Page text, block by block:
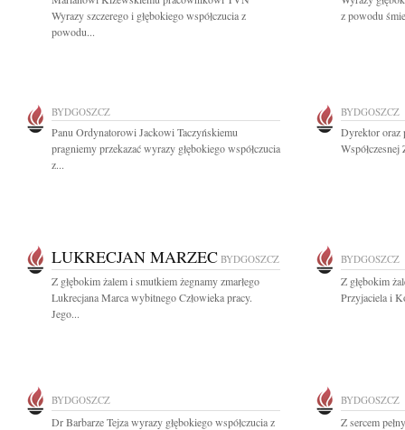
Wyrazy szczerego i głębokiego współczucia z
powodu...
z powodu
BYDGOSZCZ
Panu Ordynatorowi Jackowi Taczyńskiemu
pragniemy przekazać wyrazy głębokiego współczucia
z...
BYDGOSZCZ
Dyrektor oraz
LUKRECJAN MARZEC BYDGOSZCZ
Z głębokim żalem i smutkiem żegnamy zmarłego
Lukrecjana Marca wybitnego Człowieka pracy.
Jego...
BYDGOSZCZ
Z głębokim
Przyjaciela i
BYDGOSZCZ
Dr Barbarze Tejza wyrazy głębokiego współczucia z
BYDGOSZCZ
Z sercem